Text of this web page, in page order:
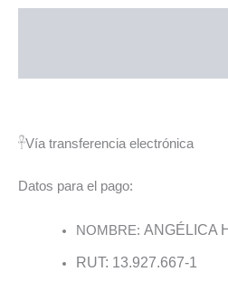
𓋹Vía transferencia electrónica
Datos para el pago:
NOMBRE: ANGÉLICA
RUT: 13.927.667-1